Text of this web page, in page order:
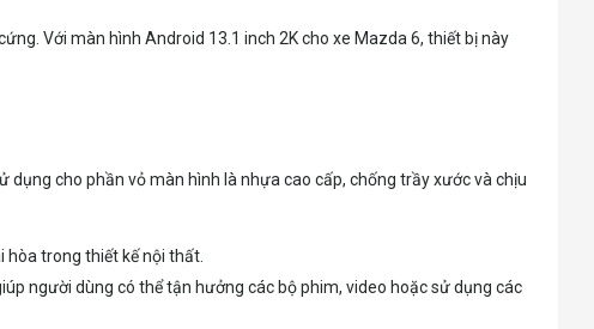
Với màn hình Android 13.1 inch 2K cho xe Mazda 6, thiết bị này
dụng cho phần vỏ màn hình là nhựa cao cấp, chống trầy xước và chịu
hòa trong thiết kế nội thất.
người dùng có thể tận hưởng các bộ phim, video hoặc sử dụng các